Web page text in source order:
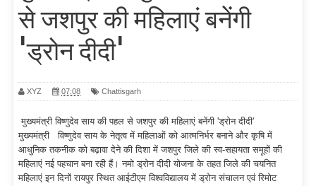
से जशपुर की महिलाएं बनेंगी
'ड्रोन दीदी'
XYZ 07:08 Chattisgarh
मुख्यमंत्री विष्णुदेव साय की पहल से जशपुर की महिलाएं बनेंगी 'ड्रोन दीदी'
मुख्यमंत्री विष्णुदेव साय के नेतृत्व में महिलाओं को आत्मनिर्भर बनाने और कृषि में
आधुनिक तकनीक को बढ़ावा देने की दिशा में जशपुर जिले की स्व-सहायता समूहों की
महिलाएं नई पहचान बना रही हैं। नमो ड्रोन दीदी योजना के तहत जिले की चयनित
महिलाएं इन दिनों रायपुर स्थित आईटीएम विश्वविद्यालय में ड्रोन संचालन एवं रिमोट